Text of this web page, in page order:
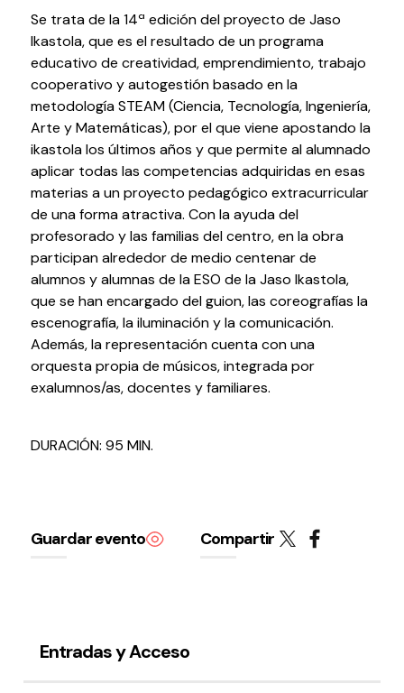
¿Qué es Baluarte?
Taquilla
Cómo llegar
Contacto
Espacio accesible
Actualidad
Noticias
Proyecto Estratégico
Preguntas frecuentes
Se trata de la 14ª edición del proyecto de Jaso
Ikastola, que es el resultado de un programa
educativo de creatividad, emprendimiento, trabajo
cooperativo y autogestión basado en la
metodología STEAM (Ciencia, Tecnología, Ingeniería,
Arte y Matemáticas), por el que viene apostando la
ikastola los últimos años y que permite al alumnado
aplicar todas las competencias adquiridas en esas
materias a un proyecto pedagógico extracurricular
de una forma atractiva. Con la ayuda del
profesorado y las familias del centro, en la obra
participan alrededor de medio centenar de
alumnos y alumnas de la ESO de la Jaso Ikastola,
que se han encargado del guion, las coreografías la
escenografía, la iluminación y la comunicación.
Además, la representación cuenta con una
orquesta propia de músicos, integrada por
exalumnos/as, docentes y familiares.
DURACIÓN: 95 MIN.
Guardar evento Compartir
Entradas y Acceso